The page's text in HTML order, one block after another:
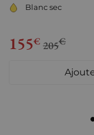
Blanc sec
155€ 205€